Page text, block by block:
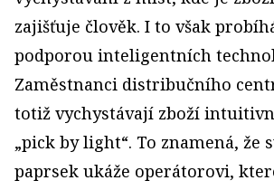
zajišťuje člověk. I to však
podporou inteligentních
Zaměstnanci distribučního
totiž vychystávají zboží
„pick by light“. To znamená, že
paprsek ukáže operátorovi,